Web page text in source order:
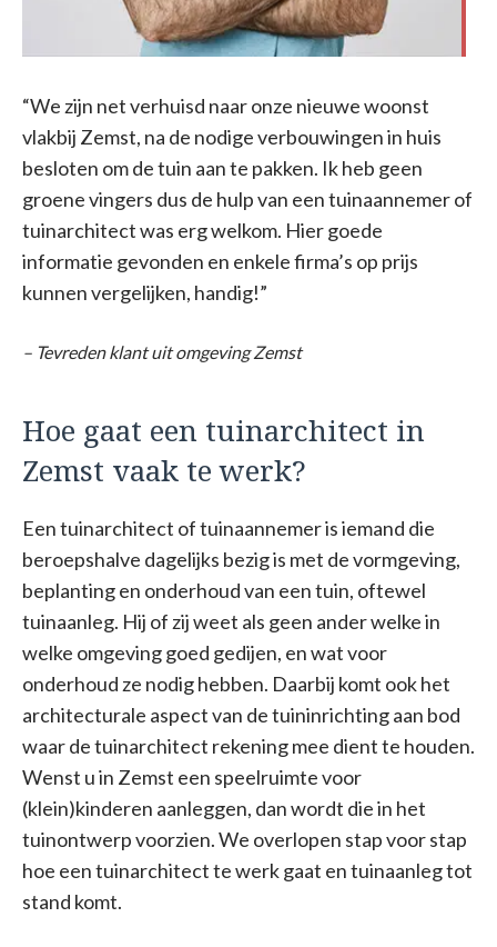
“We zijn net verhuisd naar onze nieuwe woonst
vlakbij Zemst, na de nodige verbouwingen in huis
besloten om de tuin aan te pakken. Ik heb geen
groene vingers dus de hulp van een tuinaannemer of
tuinarchitect was erg welkom. Hier goede
informatie gevonden en enkele firma’s op prijs
kunnen vergelijken, handig!”
– Tevreden klant uit omgeving Zemst
Hoe gaat een tuinarchitect in
Zemst vaak te werk?
Een tuinarchitect of tuinaannemer is iemand die
beroepshalve dagelijks bezig is met de vormgeving,
beplanting en onderhoud van een tuin, oftewel
tuinaanleg. Hij of zij weet als geen ander welke in
welke omgeving goed gedijen, en wat voor
onderhoud ze nodig hebben. Daarbij komt ook het
architecturale aspect van de tuininrichting aan bod
waar de tuinarchitect rekening mee dient te houden.
Wenst u in Zemst een speelruimte voor
(klein)kinderen aanleggen, dan wordt die in het
tuinontwerp voorzien. We overlopen stap voor stap
hoe een tuinarchitect te werk gaat en tuinaanleg tot
stand komt.